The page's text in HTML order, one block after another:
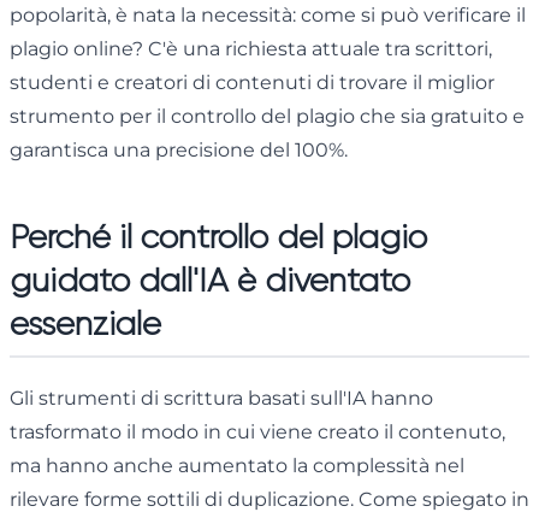
popolarità, è nata la necessità: come si può verificare il
plagio online? C'è una richiesta attuale tra scrittori,
studenti e creatori di contenuti di trovare il miglior
strumento per il controllo del plagio che sia gratuito e
garantisca una precisione del 100%.
Perché il controllo del plagio
guidato dall'IA è diventato
essenziale
Gli strumenti di scrittura basati sull'IA hanno
trasformato il modo in cui viene creato il contenuto,
ma hanno anche aumentato la complessità nel
rilevare forme sottili di duplicazione. Come spiegato in